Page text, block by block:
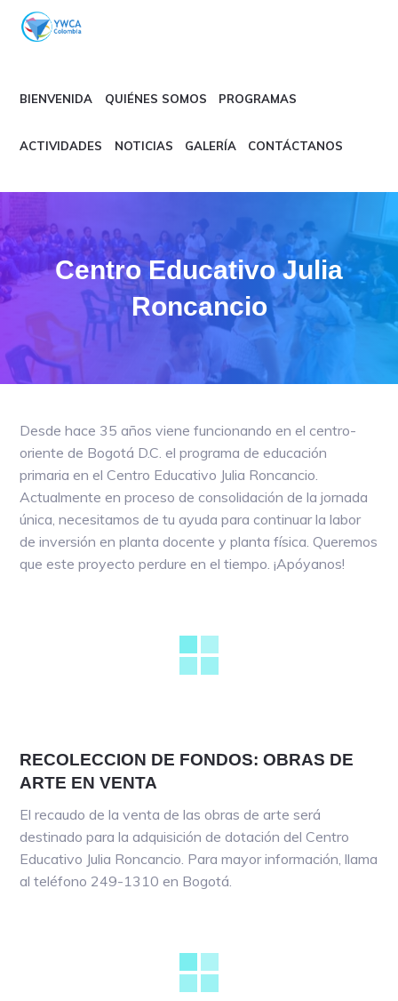
Skip
Skip
BIENVENIDA QUIÉNES SOMOS PROGRAMAS
ACTIVIDADES NOTICIAS GALERÍA CONTÁCTANOS
Centro Educativo Julia
Roncancio
Desde hace 35 años viene funcionando en el centro-
oriente de Bogotá D.C. el programa de educación
primaria en el Centro Educativo Julia Roncancio.
Actualmente en proceso de consolidación de la jornada
única, necesitamos de tu ayuda para continuar la labor
de inversión en planta docente y planta física. Queremos
que este proyecto perdure en el tiempo. ¡Apóyanos!
RECOLECCION DE FONDOS: OBRAS DE
ARTE EN VENTA
El recaudo de la venta de las obras de arte será
destinado para la adquisición de dotación del Centro
Educativo Julia Roncancio. Para mayor información, llama
al teléfono 249-1310 en Bogotá.